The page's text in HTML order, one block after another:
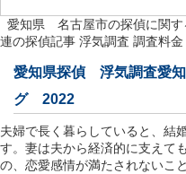
愛知県 名古屋市の探偵に関す
連の探偵記事 浮気調査 調査料
愛知県探偵 浮気調査愛
グ 2022
夫婦で長く暮らしていると、結
す。妻は夫から経済的に支えて
の、恋愛感情が満たされないこ